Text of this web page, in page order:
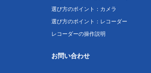
選び方のポイント：カメラ
選び方のポイント：レコーダー
レコーダーの操作説明
お問い合わせ